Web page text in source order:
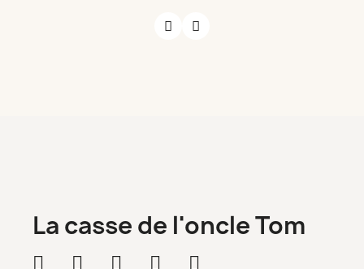
La casse de l'oncle Tom